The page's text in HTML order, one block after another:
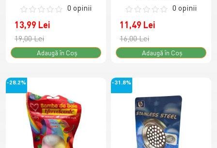
0 opinii
13,99 Lei
19,00 Lei
Adaugă în Coş
0 opinii
11,49 Lei
16,00 Lei
Adaugă în Coş
-28.2% -31.8%